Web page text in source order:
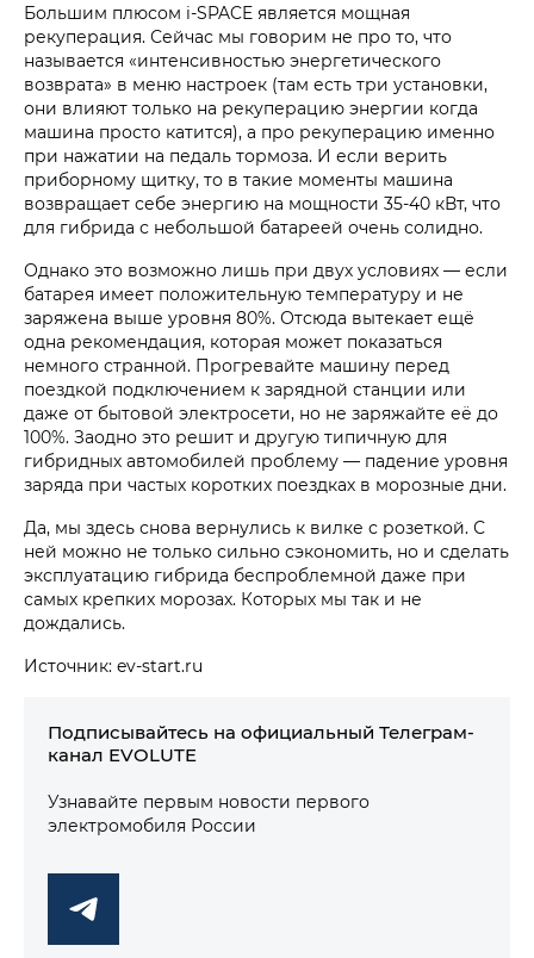
Большим плюсом i‑SPACE является мощная
рекуперация. Сейчас мы говорим не про то, что
называется «интенсивностью энергетического
возврата» в меню настроек (там есть три установки,
они влияют только на рекуперацию энергии когда
машина просто катится), а про рекуперацию именно
при нажатии на педаль тормоза. И если верить
приборному щитку, то в такие моменты машина
возвращает себе энергию на мощности 35-40 кВт, что
для гибрида с небольшой батареей очень солидно.
Однако это возможно лишь при двух условиях — если
батарея имеет положительную температуру и не
заряжена выше уровня 80%. Отсюда вытекает ещё
одна рекомендация, которая может показаться
немного странной. Прогревайте машину перед
поездкой подключением к зарядной станции или
даже от бытовой электросети, но не заряжайте её до
100%. Заодно это решит и другую типичную для
гибридных автомобилей проблему — падение уровня
заряда при частых коротких поездках в морозные дни.
Да, мы здесь снова вернулись к вилке с розеткой. С
ней можно не только сильно сэкономить, но и сделать
эксплуатацию гибрида беспроблемной даже при
самых крепких морозах. Которых мы так и не
дождались.
Источник: ev-start.ru
Подписывайтесь на официальный Телеграм-
канал EVOLUTE
Узнавайте первым новости первого
электромобиля России